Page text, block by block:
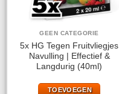
GEEN CATEGORIE
5x HG Tegen Fruitvliegjes
Navulling | Effectief &
Langdurig (40ml)
TOEVOEGEN